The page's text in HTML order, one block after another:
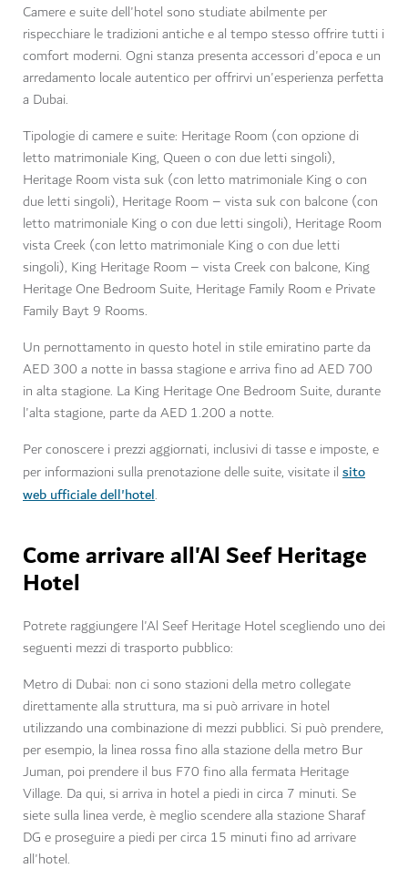
Camere e suite dell'hotel sono studiate abilmente per
rispecchiare le tradizioni antiche e al tempo stesso offrire tutti i
comfort moderni. Ogni stanza presenta accessori d'epoca e un
arredamento locale autentico per offrirvi un'esperienza perfetta
a Dubai.
Tipologie di camere e suite: Heritage Room (con opzione di
letto matrimoniale King, Queen o con due letti singoli),
Heritage Room vista suk (con letto matrimoniale King o con
due letti singoli), Heritage Room – vista suk con balcone (con
letto matrimoniale King o con due letti singoli), Heritage Room
vista Creek (con letto matrimoniale King o con due letti
singoli), King Heritage Room – vista Creek con balcone, King
Heritage One Bedroom Suite, Heritage Family Room e Private
Family Bayt 9 Rooms.
Un pernottamento in questo hotel in stile emiratino parte da
AED 300 a notte in bassa stagione e arriva fino ad AED 700
in alta stagione. La King Heritage One Bedroom Suite, durante
l'alta stagione, parte da AED 1.200 a notte.
Per conoscere i prezzi aggiornati, inclusivi di tasse e imposte, e
per informazioni sulla prenotazione delle suite, visitate il sito
web ufficiale dell'hotel.
Come arrivare all'Al Seef Heritage
Hotel
Potrete raggiungere l'Al Seef Heritage Hotel scegliendo uno dei
seguenti mezzi di trasporto pubblico:
Metro di Dubai: non ci sono stazioni della metro collegate
direttamente alla struttura, ma si può arrivare in hotel
utilizzando una combinazione di mezzi pubblici. Si può prendere,
per esempio, la linea rossa fino alla stazione della metro Bur
Juman, poi prendere il bus F70 fino alla fermata Heritage
Village. Da qui, si arriva in hotel a piedi in circa 7 minuti. Se
siete sulla linea verde, è meglio scendere alla stazione Sharaf
DG e proseguire a piedi per circa 15 minuti fino ad arrivare
all'hotel.